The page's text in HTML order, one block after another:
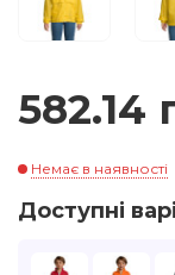
582.14
Немає в наявності
Доступні